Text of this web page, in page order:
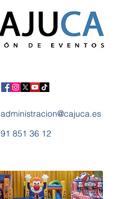
91 851 36 12
administracion@cajuca.es